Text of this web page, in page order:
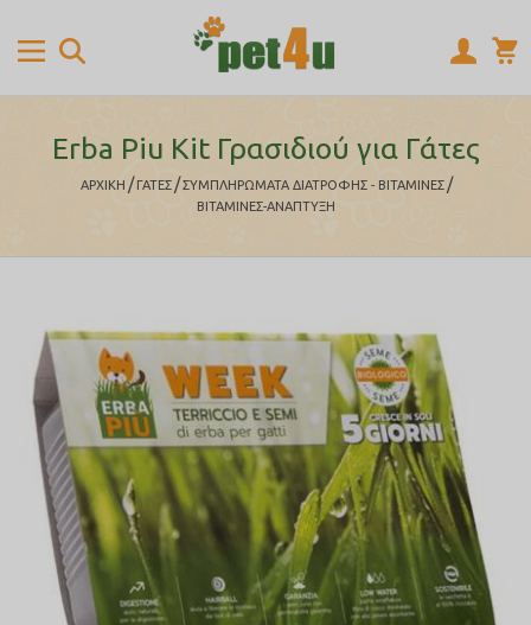
Erba Piu Kit Γρασιδιού για Γάτες
ΑΡΧΙΚΉ / ΓΑΤΕΣ /ΣΥΜΠΛΗΡΩΜΑΤΑ ΔΙΑΤΡΟΦΗΣ - ΒΙΤΑΜΙΝΕΣ /
ΒΙΤΑΜΙΝΕΣ-ΑΝΑΠΤΥΞΗ